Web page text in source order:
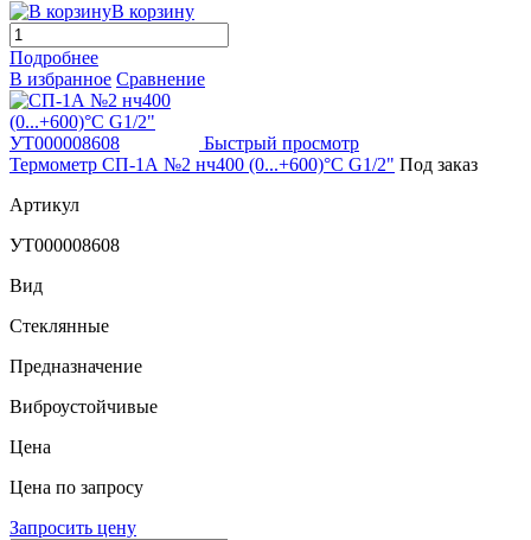
В корзину
Подробнее
В избранное Сравнение
Быстрый просмотр
Термометр СП-1А №2 нч400 (0...+600)°C G1/2" Под заказ
Артикул
УТ000008608
Вид
Стеклянные
Предназначение
Виброустойчивые
Цена
Цена по запросу
Запросить цену